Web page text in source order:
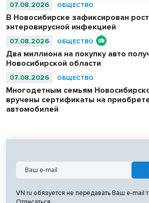
07.08.2026 ОБЩЕСТВО
В Новосибирске зафиксирован
энтеровирусной инфекцией
07.08.2026 ОБЩЕСТВО
Два миллиона на покупку авто
Новосибирской области
07.08.2026 ОБЩЕСТВО
Многодетным семьям
вручены сертификаты на
автомобилей
VN.ru обязуется не передавать Ваш e-mail